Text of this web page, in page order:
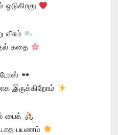
வீசும்
கதை
போஸ்
இருக்கிறோம்
பைக்
பயணம்